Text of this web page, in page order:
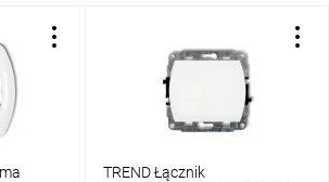
TREND Łącznik